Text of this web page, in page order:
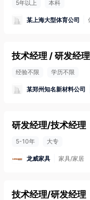
5年以上 本科
某上海大型体育公司
技术经理 / 研发经
经验不限 学历不限
某郑州知名新材料公司
研发经理/技术经理
5-10年 大专
龙威家具 家具/家居
技术经理/研发经理